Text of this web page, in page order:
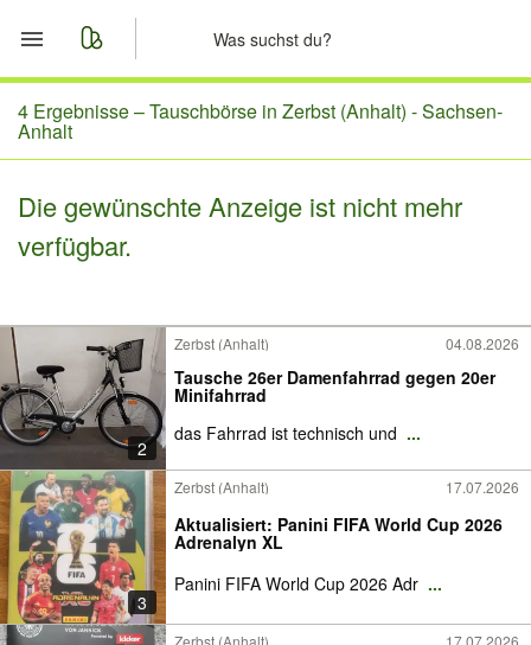
Start
Merkliste
Nachrichten
4 Ergebnisse –Tauschbörse in Zerbst (Anhalt) - Sachsen-
Anhalt
Die gewünschte Anzeige ist nicht mehr
verfügbar.
2
Zerbst (Anhalt) 04.08.2026
Tausche 26er Damenfahrrad gegen 20er
Minifahrrad
das Fahrrad ist technisch und ...
3
Zerbst (Anhalt) 17.07.2026
Aktualisiert: Panini FIFA World Cup 2026
Adrenalyn XL
Panini FIFA World Cup 2026 Adr ...
Zerbst (Anhalt) 17.07.2026